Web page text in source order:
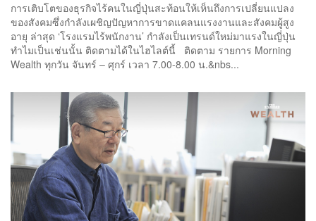
การเติบโตของธุรกิจไร้คนในญี่ปุ่นสะท้อนให้เห็นถึงการเปลี่ยนแปลง
ของสังคมซึ่งกำลังเผชิญปัญหาการขาดแคลนแรงงานและสังคมผู้สูง
อายุ ล่าสุด ‘โรงแรมไร้พนักงาน’ กำลังเป็นเทรนด์ใหม่มาแรงในญี่ปุ่น
ทำไมเป็นเช่นนั้น ติดตามได้ในไฮไลต์นี้ ติดตาม รายการ Morning
Wealth ทุกวัน จันทร์ – ศุกร์ เวลา 7.00-8.00 น.&nbs...